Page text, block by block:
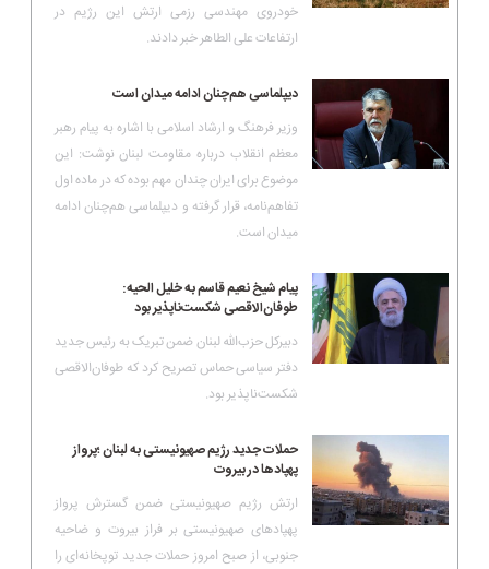
خودروی مهندسی رزمی ارتش این رژیم در
ارتفاعات علی الطاهر خبر دادند.
دیپلماسی هم‌چنان ادامه میدان است
وزیر فرهنگ و ارشاد اسلامی با اشاره به پیام رهبر
معظم انقلاب درباره مقاومت لبنان نوشت: این
موضوع برای ایران چندان مهم بوده که در ماده اول
تفاهم‌نامه، قرار گرفته و دیپلماسی هم‌چنان ادامه
میدان است.
پیام شیخ نعیم قاسم به خلیل الحیه:
طوفان‌الاقصی شکست‌ناپذیر بود
دبیرکل حزب‌الله لبنان ضمن تبریک به رئیس جدید
دفتر سیاسی حماس تصریح کرد که طوفان‌الاقصی
شکست‌ناپذیر بود.
حملات جدید رژیم صهیونیستی به لبنان ؛پرواز
پهپادها در بیروت
ارتش رژیم صهیونیستی ضمن گسترش پرواز
پهپادهای صهیونیستی بر فراز بیروت و ضاحیه
جنوبی، از صبح امروز حملات جدید توپخانه‌ای را